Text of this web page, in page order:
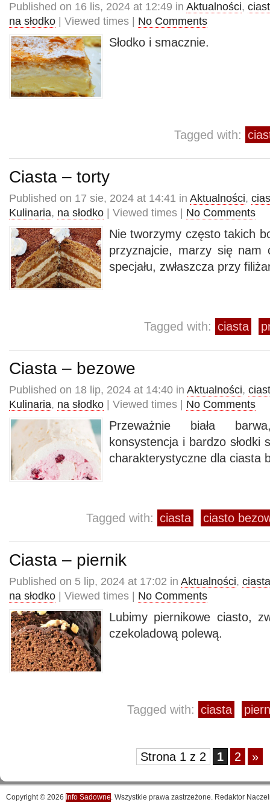
Published on 16 lis, 2024 at 12:49 in Aktualności,
na słodko | Viewed times | No Comments
Słodko i smacznie.
Tagged with:
Ciasta – torty
Published on 17 sie, 2024 at 14:41 in Aktualności,
Kulinaria, na słodko | Viewed times | No Comments
Nie tworzymy często takich
przyznajcie, marzy się nam
specjału, zwłaszcza przy
Tagged with: ciasta
Ciasta – bezowe
Published on 18 lip, 2024 at 14:40 in Aktualności,
Kulinaria, na słodko | Viewed times | No Comments
Przeważnie biała
konsystencja i bardzo słodki
charakterystyczne dla ciasta
Tagged with: ciasta ciasto
Ciasta – piernik
Published on 5 lip, 2024 at 17:02 in Aktualności, ciasta
na słodko | Viewed times | No Comments
Lubimy piernikowe ciasto,
czekoladową polewą.
Tagged with: ciasta
Strona 1 z 2 1 2 »
Copyright © 2026 Info Sadowne. Wszystkie prawa zastrzeżone. Redaktor